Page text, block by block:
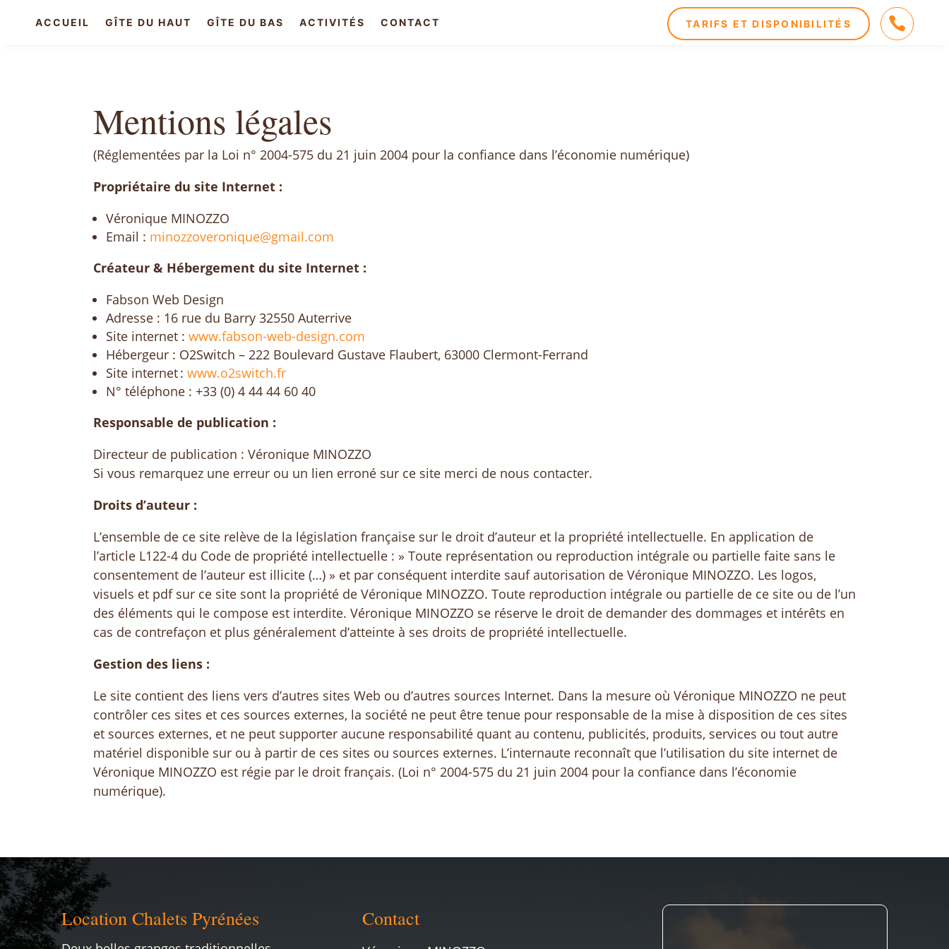
ACCUEIL GÎTE DU HAUT GÎTE DU BAS ACTIVITÉS CONTACT TARIFS ET DISPONIBILITÉS 
Mentions légales
(Réglementées par la Loi n° 2004-575 du 21 juin 2004 pour la confiance dans l’économie numérique)
Propriétaire du site Internet :
Véronique MINOZZO
Email : minozzoveronique@gmail.com
Créateur & Hébergement du site Internet :
Fabson Web Design
Adresse : 16 rue du Barry 32550 Auterrive
Site internet : www.fabson-web-design.com
Hébergeur : O2Switch – 222 Boulevard Gustave Flaubert, 63000 Clermont-Ferrand
Site internet : www.o2switch.fr
N° téléphone : +33 (0) 4 44 44 60 40
Responsable de publication :
Directeur de publication : Véronique MINOZZO
Si vous remarquez une erreur ou un lien erroné sur ce site merci de nous contacter.
Droits d’auteur :
L’ensemble de ce site relève de la législation française sur le droit d’auteur et la propriété intellectuelle. En application de
l’article L122-4 du Code de propriété intellectuelle : » Toute représentation ou reproduction intégrale ou partielle faite sans le
consentement de l’auteur est illicite (…) » et par conséquent interdite sauf autorisation de Véronique MINOZZO. Les logos,
visuels et pdf sur ce site sont la propriété de Véronique MINOZZO. Toute reproduction intégrale ou partielle de ce site ou de l’un
des éléments qui le compose est interdite. Véronique MINOZZO se réserve le droit de demander des dommages et intérêts en
cas de contrefaçon et plus généralement d’atteinte à ses droits de propriété intellectuelle.
Gestion des liens :
Le site contient des liens vers d’autres sites Web ou d’autres sources Internet. Dans la mesure où Véronique MINOZZO ne peut
contrôler ces sites et ces sources externes, la société ne peut être tenue pour responsable de la mise à disposition de ces sites
et sources externes, et ne peut supporter aucune responsabilité quant au contenu, publicités, produits, services ou tout autre
matériel disponible sur ou à partir de ces sites ou sources externes. L’internaute reconnaît que l’utilisation du site internet de
Véronique MINOZZO est régie par le droit français. (Loi n° 2004-575 du 21 juin 2004 pour la confiance dans l’économie
numérique).
Location Chalets Pyrénées Contact